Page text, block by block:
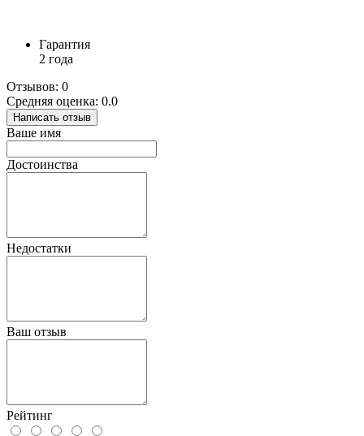
Гарантия
2 года
Отзывов: 0
Средняя оценка: 0.0
Написать отзыв
Ваше имя
Достоинства
Недостатки
Ваш отзыв
Рейтинг